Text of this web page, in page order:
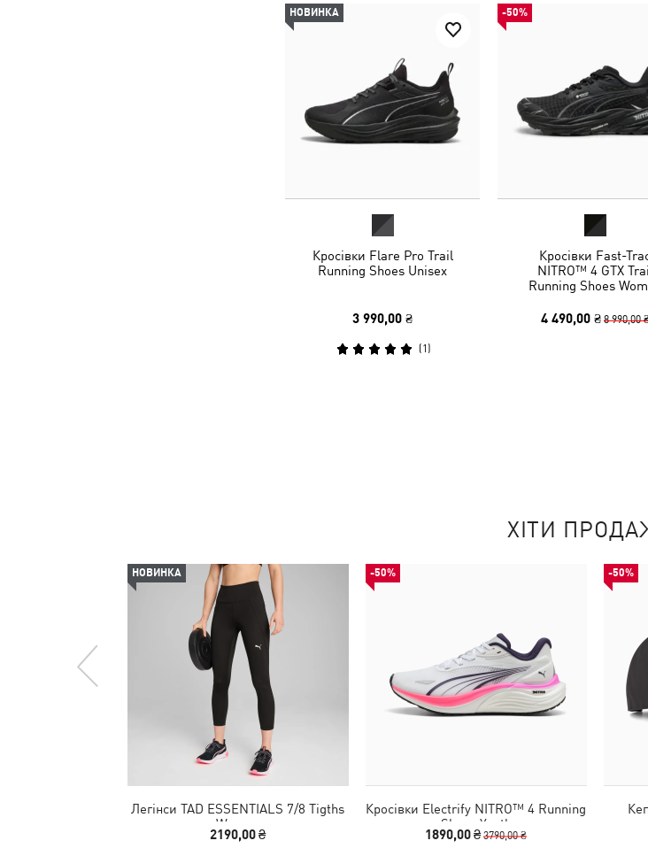
НОВИНКА
Кросівки Flare Pro Trail
Running Shoes Unisex
3 990,00 ₴
(1 )
-50%
Кросівки Fast-
NITRO™ 4 GTX
Running Shoes
4 490,00 ₴ 8 990,00
ХІТИ
НОВИНКА
Легінси TAD ESSENTIALS 7/8 Tigths
Women
2190,00 ₴
-50%
Кросівки Electrify NITRO™ 4 Running
Shoes Youth
1890,00 ₴3790,00 ₴
-50%